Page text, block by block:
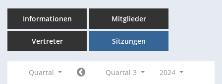
Informationen Mitglieder
Vertreter Sitzungen
Quartal Quartal 3
2024